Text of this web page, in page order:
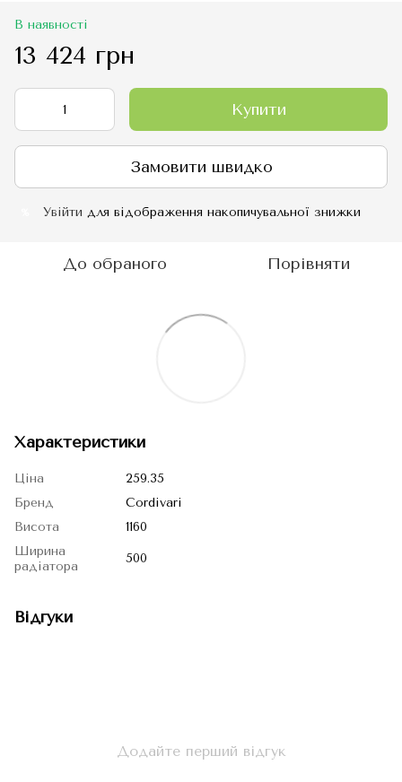
В наявності
13 424 грн
Купити
Замовити швидко
Увійти для відображення накопичувальної знижки
До обраного Порівняти
Характеристики
Ціна
259.35
Бренд
Cordivari
Висота
1160
Ширина
радіатора
500
Відгуки
Додайте перший відгук